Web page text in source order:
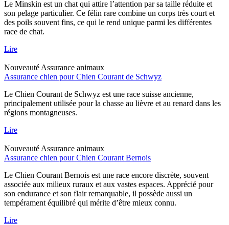
Le Minskin est un chat qui attire l’attention par sa taille réduite et
son pelage particulier. Ce félin rare combine un corps très court et
des poils souvent fins, ce qui le rend unique parmi les différentes
race de chat.
Lire
Nouveauté Assurance animaux
Assurance chien pour Chien Courant de Schwyz
Le Chien Courant de Schwyz est une race suisse ancienne,
principalement utilisée pour la chasse au lièvre et au renard dans les
régions montagneuses.
Lire
Nouveauté Assurance animaux
Assurance chien pour Chien Courant Bernois
Le Chien Courant Bernois est une race encore discrète, souvent
associée aux milieux ruraux et aux vastes espaces. Apprécié pour
son endurance et son flair remarquable, il possède aussi un
tempérament équilibré qui mérite d’être mieux connu.
Lire